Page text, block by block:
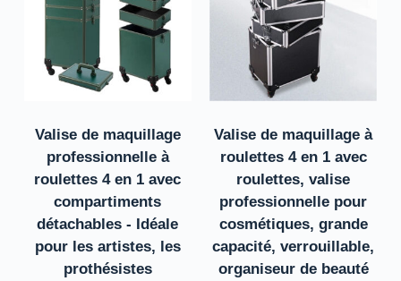
Valise de maquillage
professionnelle à
roulettes 4 en 1 avec
compartiments
détachables - Idéale
pour les artistes, les
prothésistes
Valise de maquillage à
roulettes 4 en 1 avec
roulettes, valise
professionnelle pour
cosmétiques, grande
capacité, verrouillable,
organiseur de beauté